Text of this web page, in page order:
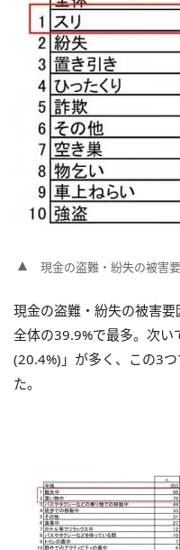
現金の盗難・紛失の被害
現金の盗難・紛失の被害
全体の39.9%で最多。次い
(20.4%)」が多く、この3
た。